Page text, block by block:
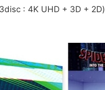
: 4K UHD + 3D + 2D)